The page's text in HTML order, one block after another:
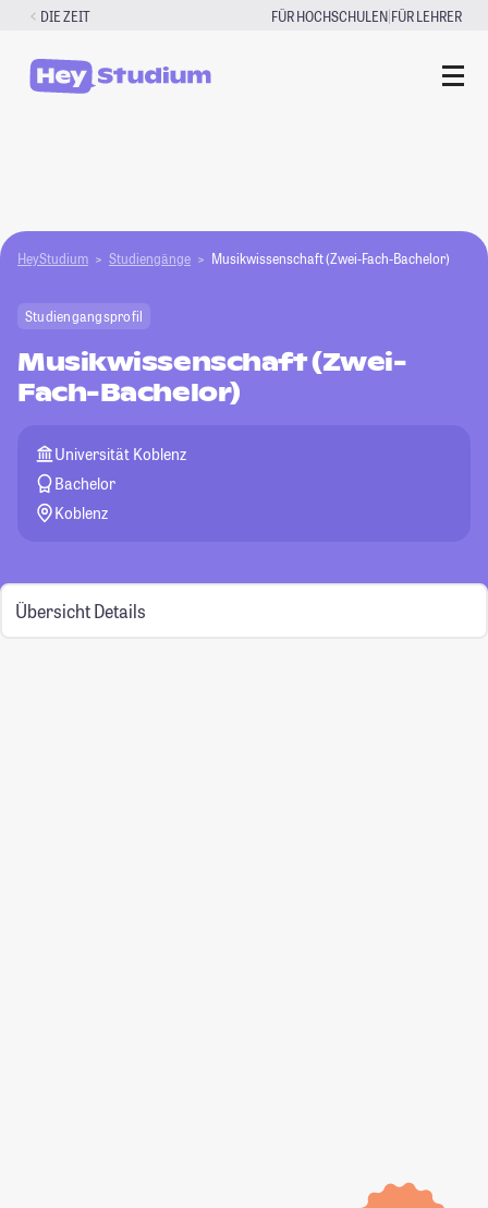
Zum
springen
DIE ZEIT FÜR HOCHSCHULEN|FÜR LEHRER
HeyStudium Studiengänge Musikwissenschaft (Zwei-Fach-Bachelor)
Studiengangsprofil
Musikwissenschaft (Zwei-
Fach-Bachelor)
Universität Koblenz
Bachelor
Koblenz
Übersicht Details